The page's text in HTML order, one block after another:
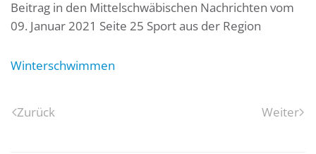
Beitrag in den Mittelschwäbischen Nachrichten vom
09. Januar 2021 Seite 25 Sport aus der Region
Winterschwimmen
Zurück Weiter